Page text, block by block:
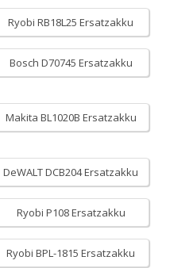
Ryobi RB18L25 Ersatzakku
Bosch D70745 Ersatzakku
Makita BL1020B Ersatzakku
DeWALT DCB204 Ersatzakku
Ryobi P108 Ersatzakku
Ryobi BPL-1815 Ersatzakku